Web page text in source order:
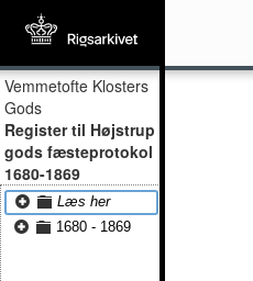
Vemmetofte Klosters
Gods
Register til Højstrup
gods fæsteprotokol
1680-1869
Læs her
1680 - 1869